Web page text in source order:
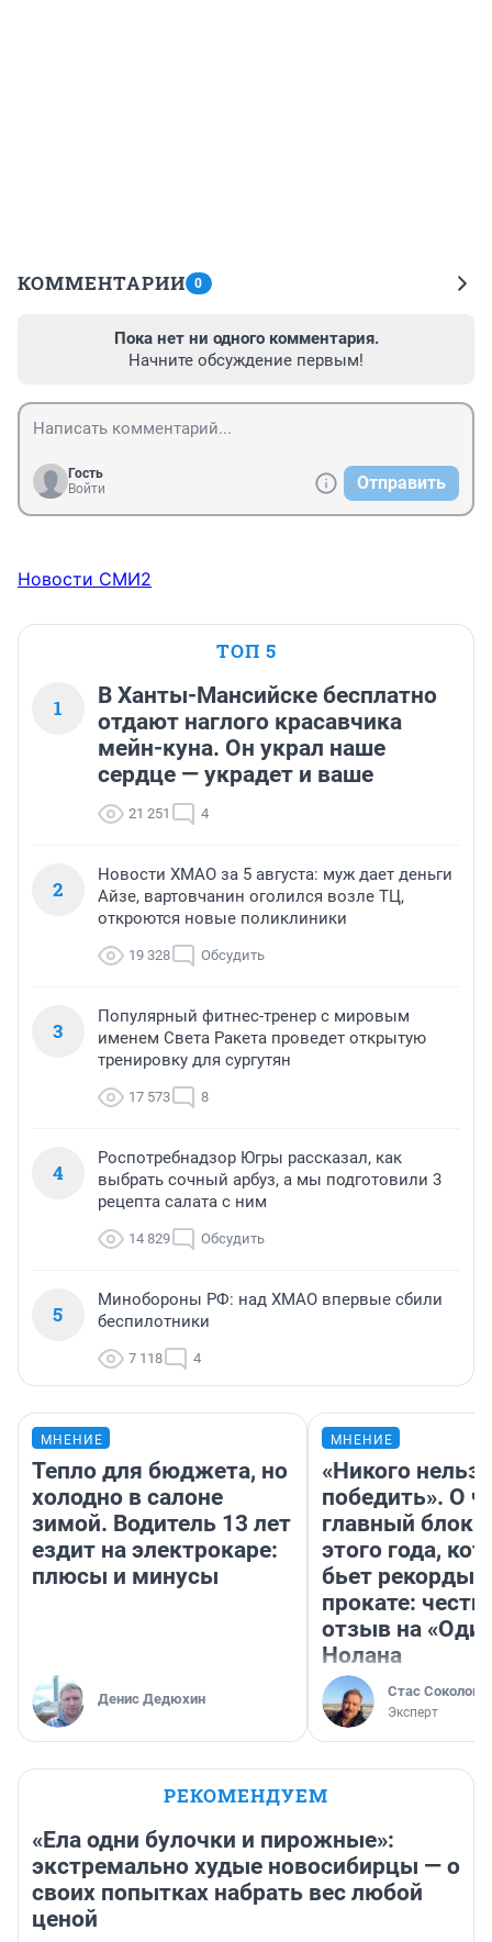
КОММЕНТАРИИ 0
Пока нет ни одного комментария.
Начните обсуждение первым!
Гость
Войти
Отправить
Новости СМИ2
ТОП 5
1
В Ханты-Мансийске бесплатно
отдают наглого красавчика
мейн-куна. Он украл наше
сердце — украдет и ваше
21 251 4
2
Новости ХМАО за 5 августа: муж дает деньги
Айзе, вартовчанин оголился возле ТЦ,
откроются новые поликлиники
19 328 Обсудить
3
Популярный фитнес-тренер с мировым
именем Света Ракета проведет открытую
тренировку для сургутян
17 573 8
4
Роспотребнадзор Югры рассказал, как
выбрать сочный арбуз, а мы подготовили 3
рецепта салата с ним
14 829 Обсудить
5
Минобороны РФ: над ХМАО впервые сбили
беспилотники
7 118 4
МНЕНИЕ
Тепло для бюджета, но
холодно в салоне
зимой. Водитель 13 лет
ездит на электрокаре:
плюсы и минусы
Денис Дедюхин
МНЕНИЕ
«Никого нельзя
победить». О
главный
этого года,
бьет рекорды в
прокате:
отзыв на
Нолана
Стас Соколов
Эксперт
РЕКОМЕНДУЕМ
«Ела одни булочки и пирожные»:
экстремально худые новосибирцы — о
своих попытках набрать вес любой
ценой